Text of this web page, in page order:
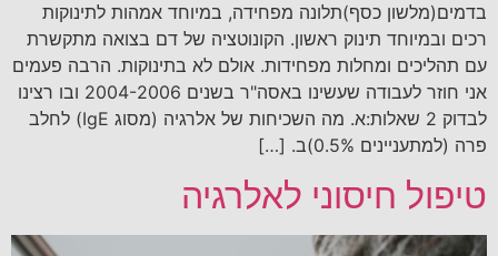
בדמים(מלשון כסף)תלונה מפחידה, במיוחד אמהות לתינוקות
רכים ובמיוחד תינוק ראשון. הקונוטציה של דם בצואה מתקשרת
עם תהליכים ומחלות מפחידות. אולם לא בתינוקות. הרבה פעמים
אני חוזר לעבודה שעשינו באסה"ר בשנים 2004-2006 ובו רצינו
לבדוק 2 שאלות:א. מה השכיחות של אלרגיה (מסוג IgE) לחלב
פרה (למתעניינים 0.5%)ב. […]
טיפול חיסוני לאלרגיה